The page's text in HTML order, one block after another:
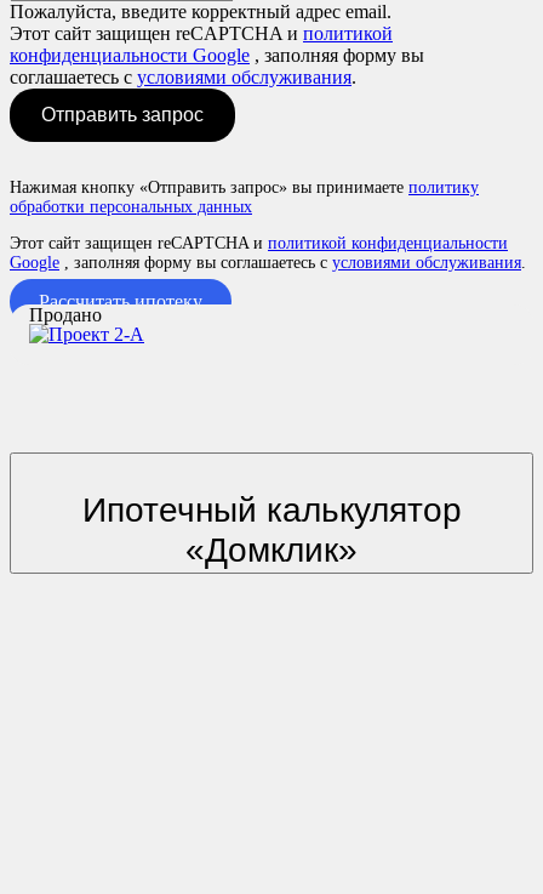
Пожалуйста, введите корректный адрес email.
Этот сайт защищен reCAPTCHA и политикой
конфиденциальности Google , заполняя форму вы
соглашаетесь с условиями обслуживания.
Отправить запрос
Нажимая кнопку «Отправить запрос» вы принимаете политику
обработки персональных данных
Этот сайт защищен reCAPTCHA и политикой конфиденциальности
Google , заполняя форму вы соглашаетесь с условиями обслуживания.
Рассчитать ипотеку
Продано
Ипотечный калькулятор
«Домклик»